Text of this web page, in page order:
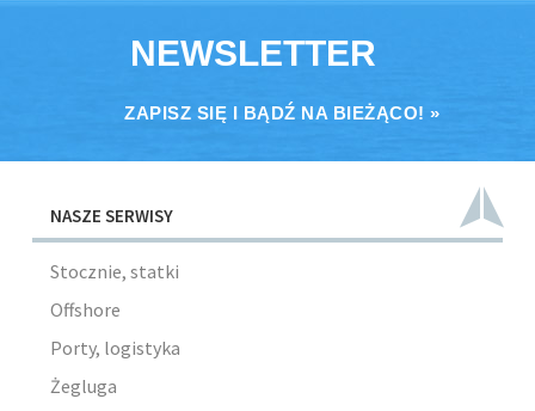
NEWSLETTER
ZAPISZ SIĘ I BĄDŹ NA BIEŻĄCO! »
NASZE SERWISY
Stocznie, statki
Offshore
Porty, logistyka
Żegluga